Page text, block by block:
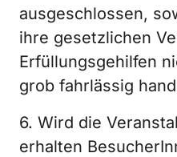
ausgeschlossen,
ihre gesetzlichen
Erfüllungsgehilfen
grob fahrlässig
6. Wird die
erhalten